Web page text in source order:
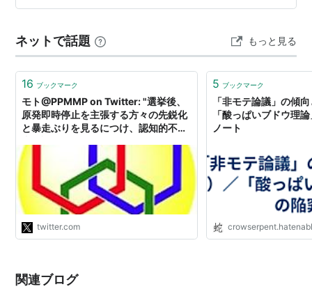
できません。 諦めたキツネは 「どうせあのブドウは 酸
言い 帰っていきましたとさっ🦊笑 こんなお話があったん
ですね💡 わ…
ネットで話題 もっと見る
16 ブックマーク
モト@PPMMP on Twitter: "選挙後、
原発即時停止を主張する方々の先鋭化
と暴走ぶりを見るにつけ、認知的不協
あと思う。宗教的予言が外れた教団の
信仰が逆に深まり活性化した例とか、
酸っぱいブドウとか… "
twitter.com
5 ブックマーク
「非モテ論議」の傾
「酸っぱいブドウ理
ノート
関連ブログ